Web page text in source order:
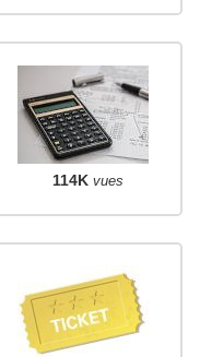
114K vues